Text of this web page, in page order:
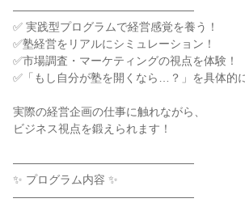
――――――――――――――――
✅ 実践型プログラムで経営感覚を養う！
✅塾経営をリアルにシミュレーション！
✅市場調査・マーケティングの視点を体験！
✅「もし自分が塾を開くなら…？」を具体的
実際の経営企画の仕事に触れながら、
ビジネス視点を鍛えられます！
――――――――――――――――
✨ プログラム内容 ✨
――――――――――――――――